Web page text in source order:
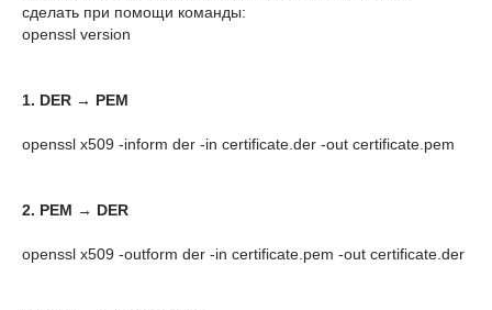
сделать при помощи команды:
openssl version
1. DER → PEM
2. PEM → DER
openssl x509 -outform der -in certificate.pem -out certificate.der